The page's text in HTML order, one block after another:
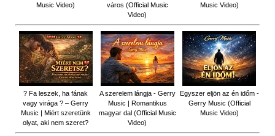
Music Video)
város (Official Music
Video)
Music Video)
? Fa leszek, ha fának
vagy virága ? – Gerry
Music | Miért szeretünk
olyat, aki nem szeret?
A szerelem lángja - Gerry
Music | Romantikus
magyar dal (Official Music
Video)
Egyszer eljön az én időm -
Gerry Music (Official
Music Video)